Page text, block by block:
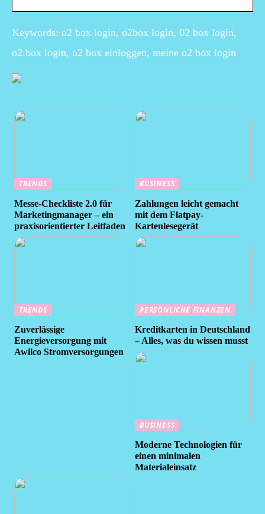
Keywords: o2 box login, o2box login, 02 box login,
o2.box login, o2 box einloggen, meine o2 box login
TRENDS
Messe-Checkliste 2.0 für
Marketingmanager – ein
praxisorientierter Leitfaden
BUSINESS
Zahlungen leicht gemacht
mit dem Flatpay-
Kartenlesegerät
TRENDS
Zuverlässige
Energieversorgung mit
Awilco Stromversorgungen
PERSÖNLICHE FINANZEN
Kreditkarten in Deutschland
– Alles, was du wissen musst
BUSINESS
Moderne Technologien für
einen minimalen
Materialeinsatz